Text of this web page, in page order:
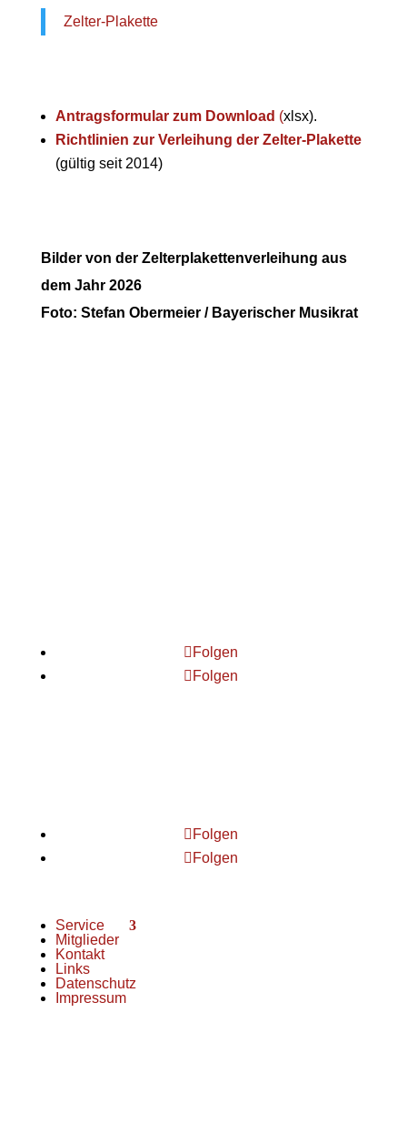
Zelter-Plakette
Antragsformular zum Download (xlsx).
Richtlinien zur Verleihung der Zelter-Plakette
(gültig seit 2014)
Bilder von der Zelterplakettenverleihung aus
dem Jahr 2026
Foto: Stefan Obermeier / Bayerischer Musikrat
Folgen
Folgen
Folgen
Folgen
Service
Mitglieder
Kontakt
Links
Datenschutz
Impressum